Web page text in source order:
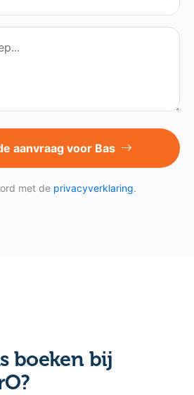
aanvraag voor Bas
met de privacyverklaring.
boeken bij